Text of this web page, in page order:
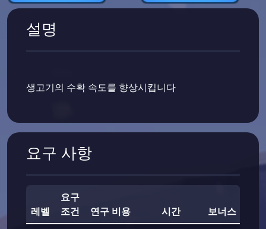
설명
생고기의 수확 속도를 향상시킵니다
요구 사항
레벨
요구
조건
연구 비용 시간 보너스